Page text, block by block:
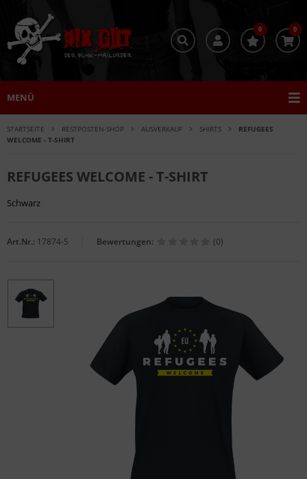
0 0
MENÜ
STARTSEITE RESTPOSTEN-SHOP AUSVERKAUF SHIRTS
REFUGEES
WELCOME - T-SHIRT
REFUGEES WELCOME - T-SHIRT
Schwarz
Art.Nr.: 17874-S Bewertungen: (0)